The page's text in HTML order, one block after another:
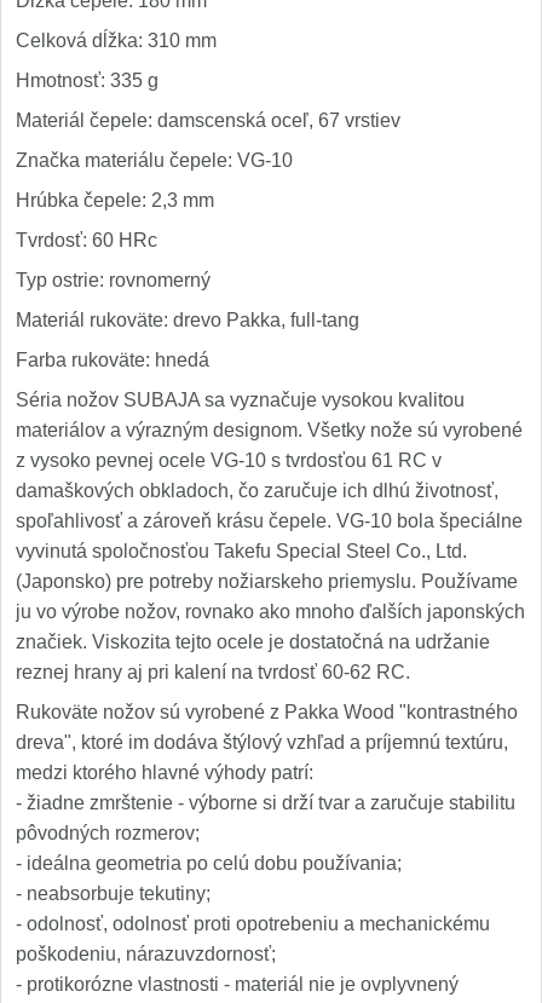
Celková dĺžka: 310 mm
Hmotnosť: 335 g
Materiál čepele: damscenská oceľ, 67 vrstiev
Značka materiálu čepele: VG-10
Hrúbka čepele: 2,3 mm
Tvrdosť: 60 HRc
Typ ostrie: rovnomerný
Materiál rukoväte: drevo Pakka, full-tang
Farba rukoväte: hnedá
Séria nožov SUBAJA sa vyznačuje vysokou kvalitou
materiálov a výrazným designom. Všetky nože sú vyrobené
z vysoko pevnej ocele VG-10 s tvrdosťou 61 RC v
damaškových obkladoch, čo zaručuje ich dlhú životnosť,
spoľahlivosť a zároveň krásu čepele. VG-10 bola špeciálne
vyvinutá spoločnosťou Takefu Special Steel Co., Ltd.
(Japonsko) pre potreby nožiarskeho priemyslu. Používame
ju vo výrobe nožov, rovnako ako mnoho ďalších japonských
značiek. Viskozita tejto ocele je dostatočná na udržanie
reznej hrany aj pri kalení na tvrdosť 60-62 RC.
Rukoväte nožov sú vyrobené z Pakka Wood "kontrastného
dreva", ktoré im dodáva štýlový vzhľad a príjemnú textúru,
medzi ktorého hlavné výhody patrí:
- žiadne zmrštenie - výborne si drží tvar a zaručuje stabilitu
pôvodných rozmerov;
- ideálna geometria po celú dobu používania;
- neabsorbuje tekutiny;
- odolnosť, odolnosť proti opotrebeniu a mechanickému
poškodeniu, nárazuvzdornosť;
- protikorózne vlastnosti - materiál nie je ovplyvnený